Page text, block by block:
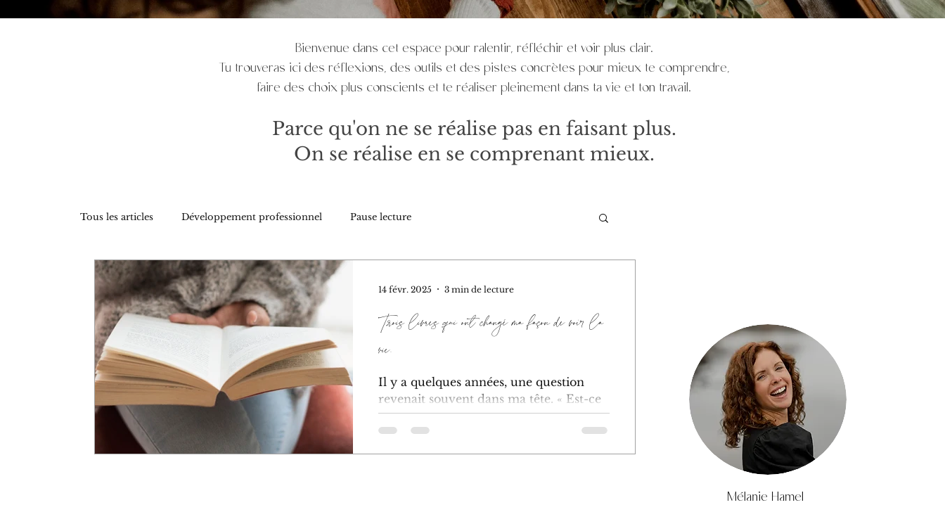
Bienvenue dans cet espace pour ralentir, réfléchir et voir plus clair.
Tu trouveras ici des réflexions, des outils et des pistes concrètes pour mieux te comprendre,
faire des choix plus conscients et te réaliser pleinement dans ta vie et ton travail.
Parce qu'on ne se réalise pas en faisant plus.
On se réalise en se comprenant mieux.
Mélanie Hamel
Tous les articles Développement professionnel Pause lecture
Développement organisationnel
Trois livres qui ont changé ma façon de voir la
vie.
Il y a quelques années, une question
revenait souvent dans ma tête. « Est-ce
que c'est ça, la vie? » Pourtant, de
l'extérieur, tout semblait bien aller.
14 févr. 2025 3 min de lecture